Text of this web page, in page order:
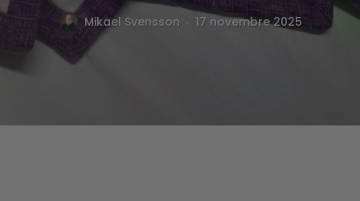
Mikael Svensson . 17 novembre 2025